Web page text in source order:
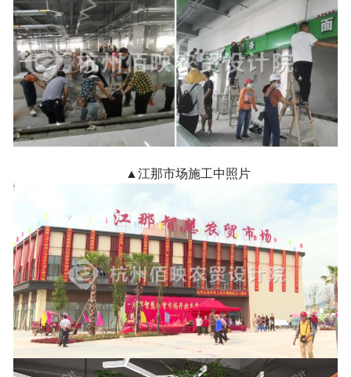
▲江那市场施工中照片